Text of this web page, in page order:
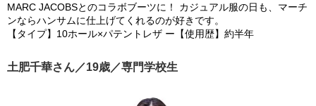
MARC JACOBSとのコラボブーツに！ カジュアル服の日も、マーチ
ンならハンサムに仕上げてくれるのが好きです。
【タイプ】10ホール×パテントレザ ー【使用歴】約半年
土肥千華さん／19歳／専門学校生